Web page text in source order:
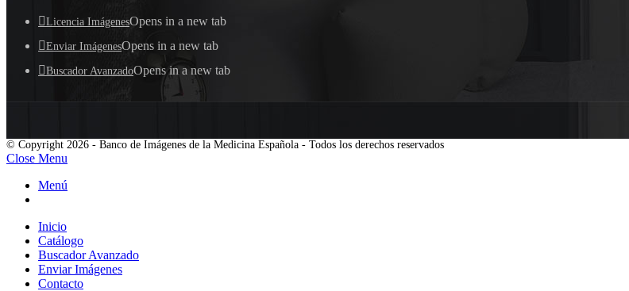
Licencia ImágenesOpens in a new tab
Enviar ImágenesOpens in a new tab
Buscador AvanzadoOpens in a new tab
© Copyright 2026 - Banco de Imágenes de la Medicina Española - Todos los derechos reservados
Close Menu
Menú
Inicio
Catálogo
Buscador Avanzado
Enviar Imágenes
Contacto